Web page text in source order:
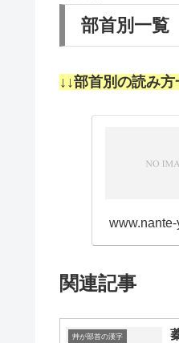
部首別一覧
↓↓部首別の読み
関連記事
艸が部首の漢字